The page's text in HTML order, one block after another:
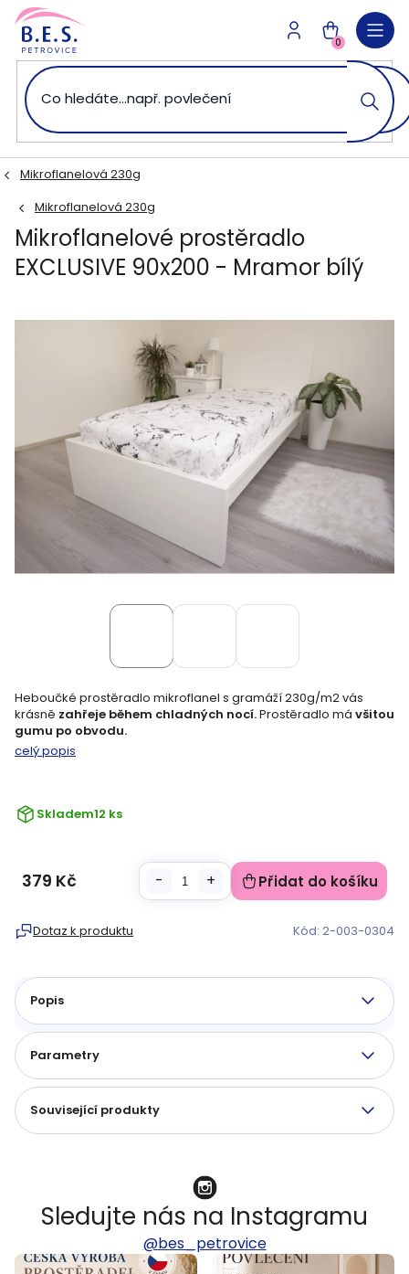
Přejít
obsah
NÁKUPNÍ
KOŠÍK
0
Mikroflanelová 230g
Mikroflanelová 230g
Mikroflanelové prostěradlo
EXCLUSIVE 90x200 - Mramor bílý
Skladem12 ks
Heboučké prostěradlo mikroflanel s gramáží 230g/m2 vás
krásně zahřeje během chladných nocí.Prostěradlo má všitou
gumu po obvodu.
celý popis
Dotaz k produktu Kód: 2-003-0304
379 Kč Přidat do košíku
Popis
Parametry
Související produkty
Sledujte nás na Instagramu
@bes_petrovice